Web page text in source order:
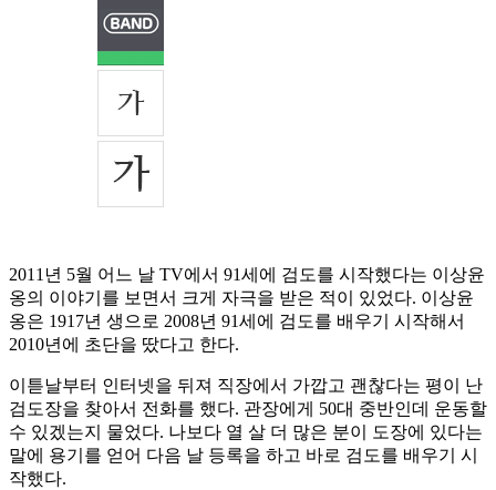
2011년 5월 어느 날 TV에서 91세에 검도를 시작했다는 이상윤
옹의 이야기를 보면서 크게 자극을 받은 적이 있었다. 이상윤
옹은 1917년 생으로 2008년 91세에 검도를 배우기 시작해서
2010년에 초단을 땄다고 한다.
이튿날부터 인터넷을 뒤져 직장에서 가깝고 괜찮다는 평이 난
검도장을 찾아서 전화를 했다. 관장에게 50대 중반인데 운동할
수 있겠는지 물었다. 나보다 열 살 더 많은 분이 도장에 있다는
말에 용기를 얻어 다음 날 등록을 하고 바로 검도를 배우기 시
작했다.